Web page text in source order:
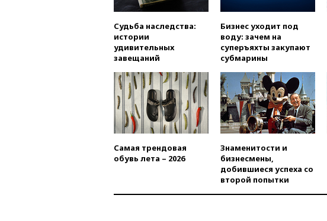
Судьба наследства:
истории
удивительных
завещаний
Бизнес уходит под
воду: зачем на
суперъяхты закупают
субмарины
Самая трендовая
обувь лета – 2026
Знаменитости и
бизнесмены,
добившиеся успеха со
второй попытки